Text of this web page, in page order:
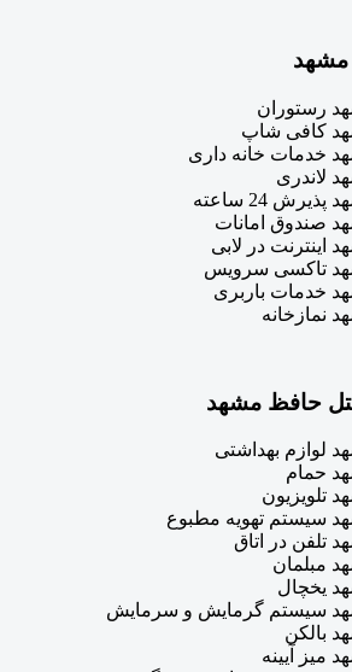
مشهد
رستوران
کافی شاپ
خدمات خانه داری
لاندری
پذیرش 24 ساعته
صندوق امانات
اینترنت در لابی
تاکسی سرویس
خدمات باربری
نمازخانه
حافظ مشهد
لوازم بهداشتی
حمام
تلویزیون
سیستم تهویه مطبوع
تلفن در اتاق
مبلمان
یخچال
سیستم گرمایش و سرمایش
بالکن
میز آیینه